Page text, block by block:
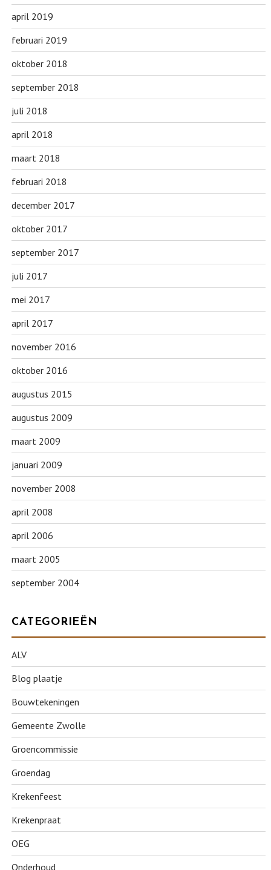
april 2019
februari 2019
oktober 2018
september 2018
juli 2018
april 2018
maart 2018
februari 2018
december 2017
oktober 2017
september 2017
juli 2017
mei 2017
april 2017
november 2016
oktober 2016
augustus 2015
augustus 2009
maart 2009
januari 2009
november 2008
april 2008
april 2006
maart 2005
september 2004
CATEGORIEËN
ALV
Blog plaatje
Bouwtekeningen
Gemeente Zwolle
Groencommissie
Groendag
Krekenfeest
Krekenpraat
OEG
Onderhoud